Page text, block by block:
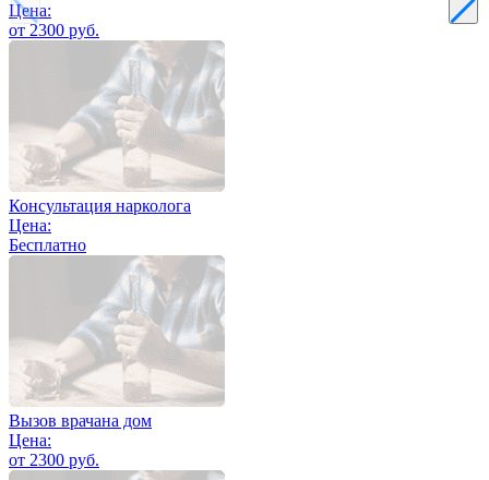
Цена:
от 2300 руб.
Консультация нарколога
Цена:
Бесплатно
Вызов врачана дом
Цена:
от 2300 руб.